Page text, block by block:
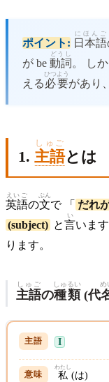
ポイント: 日本語
にほんご
が be 動詞
どうし
。 し
える必
ひつ
要
よう
があり
1. 主語
しゅご
とは
英語
えいご
の文
ぶん
で 「 だれ
(subject) と言
い
います
ります。
主語
しゅご
の種
しゅ
類
るい
(代
め
I
私
わたし
(は)